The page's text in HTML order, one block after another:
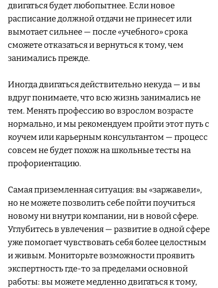
двигаться будет любопытнее. Если новое
расписание должной отдачи не принесет или
вымотает сильнее — после «учебного» срока
сможете отказаться и вернуться к тому, чем
занимались прежде.
Иногда двигаться действительно некуда — и вы
вдруг понимаете, что всю жизнь занимались не
тем. Менять профессию во взрослом возрасте
нормально, и мы рекомендуем пройти этот путь с
коучем или карьерным консультантом — процесс
совсем не будет похож на школьные тесты на
профориентацию.
Самая приземленная ситуация: вы «заржавели»,
но не можете позволить себе пойти поучиться
новому ни внутри компании, ни в новой сфере.
Углубитесь в увлечения — развитие в одной сфере
уже помогает чувствовать себя более целостным
и живым. Мониторьте возможности проявить
экспертность где-то за пределами основной
работы: вы можете медленно двигаться к тому,